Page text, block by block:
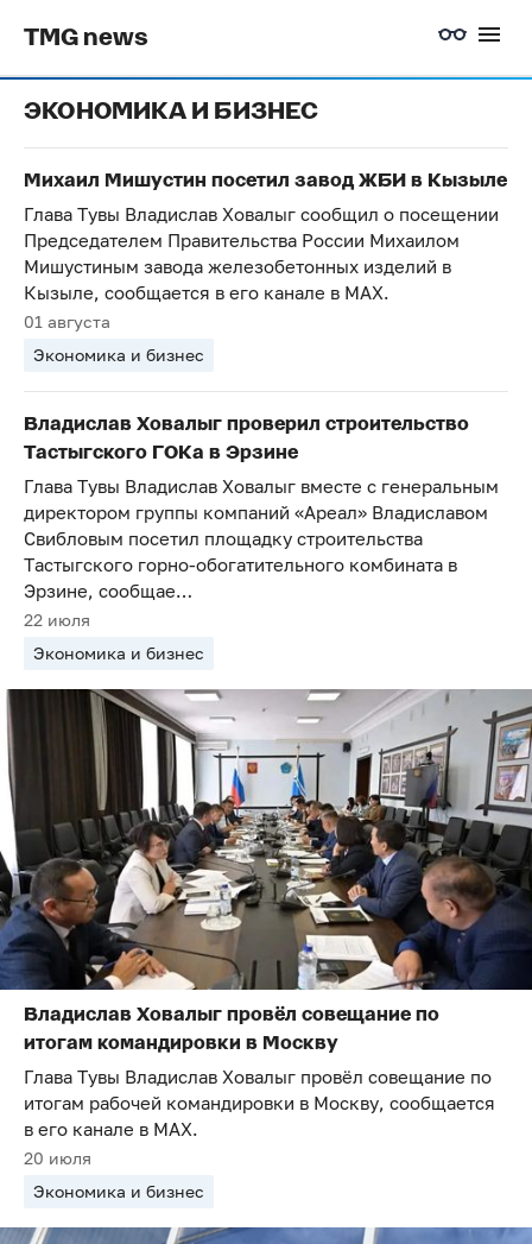
TMG news
ЭКОНОМИКА И БИЗНЕС
Михаил Мишустин посетил завод ЖБИ в Кызыле
Глава Тувы Владислав Ховалыг сообщил о посещении
Председателем Правительства России Михаилом
Мишустиным завода железобетонных изделий в
Кызыле, сообщается в его канале в MAX.
01 августа
Экономика и бизнес
Владислав Ховалыг проверил строительство
Тастыгского ГОКа в Эрзине
Глава Тувы Владислав Ховалыг вместе с генеральным
директором группы компаний «Ареал» Владиславом
Свибловым посетил площадку строительства
Тастыгского горно-обогатительного комбината в
Эрзине, сообщае…
22 июля
Экономика и бизнес
Владислав Ховалыг провёл совещание по
итогам командировки в Москву
Глава Тувы Владислав Ховалыг провёл совещание по
итогам рабочей командировки в Москву, сообщается
в его канале в MAX.
20 июля
Экономика и бизнес